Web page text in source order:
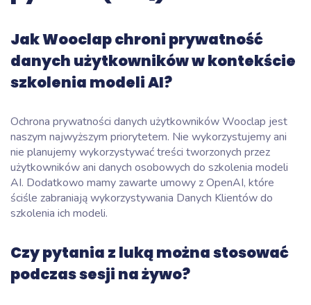
Jak Wooclap chroni prywatność
danych użytkowników w kontekście
szkolenia modeli AI?
Ochrona prywatności danych użytkowników Wooclap jest
naszym najwyższym priorytetem. Nie wykorzystujemy ani
nie planujemy wykorzystywać treści tworzonych przez
użytkowników ani danych osobowych do szkolenia modeli
AI. Dodatkowo mamy zawarte umowy z OpenAI, które
ściśle zabraniają wykorzystywania Danych Klientów do
szkolenia ich modeli.
Czy pytania z luką można stosować
podczas sesji na żywo?